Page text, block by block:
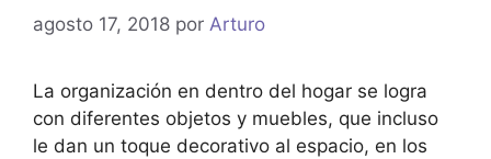
agosto 17, 2018 por Arturo
La organización en dentro del hogar se logra
con diferentes objetos y muebles, que incluso
le dan un toque decorativo al espacio, en los